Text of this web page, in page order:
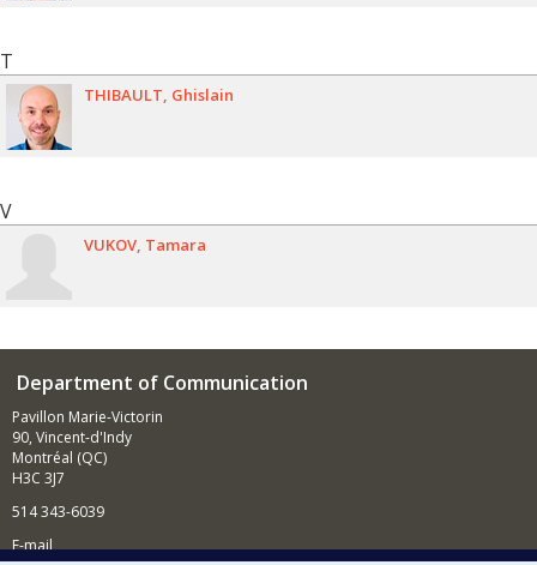
T
THIBAULT Ghislain
V
VUKOV Tamara
Department of Communication
Pavillon Marie-Victorin
90, Vincent-d'Indy
Montréal (QC)
H3C 3J7
514 343-6039
E-mail